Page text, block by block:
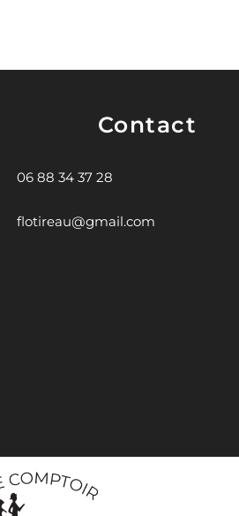
Contact
06 88 34 37 28
flotireau@gmail.com